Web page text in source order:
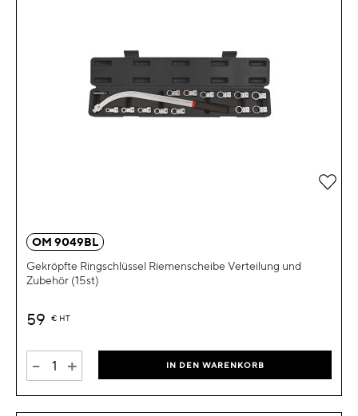
OM 9049BL
Gekröpfte Ringschlüssel Riemenscheibe Verteilung und
Zubehör (15st)
59 € HT
- + IN DEN WARENKORB
Zur